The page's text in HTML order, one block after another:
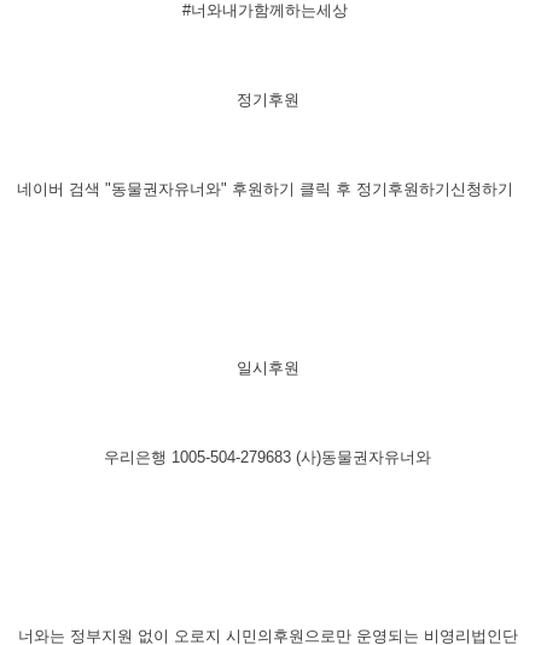
#너와내가함께하는세상
​정기후원
네이버 검색 "동물권자유너와" 후원하기 클릭 후 정기후원하기신청하기
​일시후원
우리은행 1005-504-279683 (사)동물권자유너와
​너와는 정부지원 없이 오로지 시민의후원으로만 운영되는 비영리법인단